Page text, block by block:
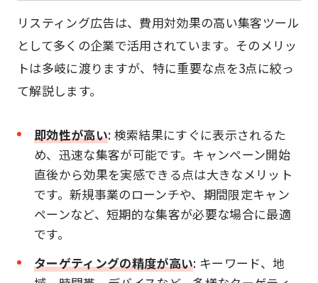
リスティング広告は、費用対効果の高い集客ツール
として多くの企業で活用されています。そのメリッ
トは多岐に渡りますが、特に重要な点を3点に絞っ
て解説します。
即効性が高い: 検索結果にすぐに表示されるた
め、迅速な集客が可能です。キャンペーン開始
直後から効果を実感できる点は大きなメリット
です。新規事業のローンチや、期間限定キャン
ペーンなど、短期的な集客が必要な場合に最適
です。
ターゲティングの精度が高い: キーワード、地